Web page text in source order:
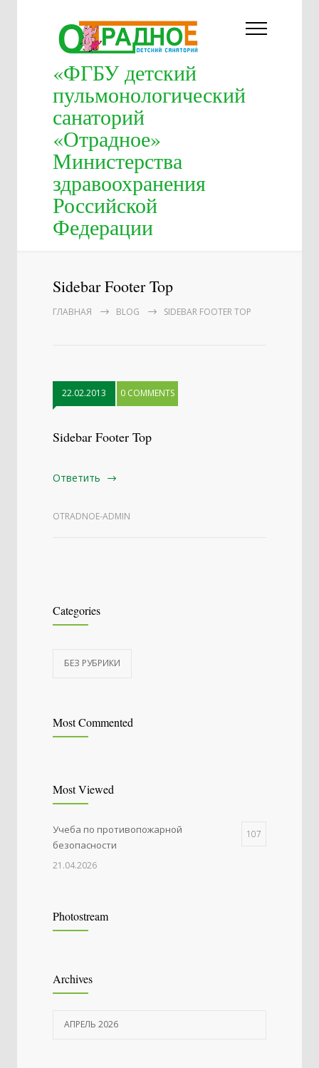
«ФГБУ детский
пульмонологический
санаторий
«Отрадное»
Министерства
здравоохранения
Российской
Федерации
Sidebar Footer Top
ГЛАВНАЯ BLOG SIDEBAR FOOTER TOP
22.02.2013 0 COMMENTS
Sidebar Footer Top
Ответить
OTRADNOE-ADMIN
Categories
БЕЗ РУБРИКИ
Most Commented
Most Viewed
Учеба по противопожарной
безопасности
107
21.04.2026
Photostream
Archives
АПРЕЛЬ 2026